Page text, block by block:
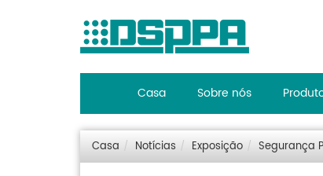
Casa Sobre nós
Casa Notícias Exposição Segurança